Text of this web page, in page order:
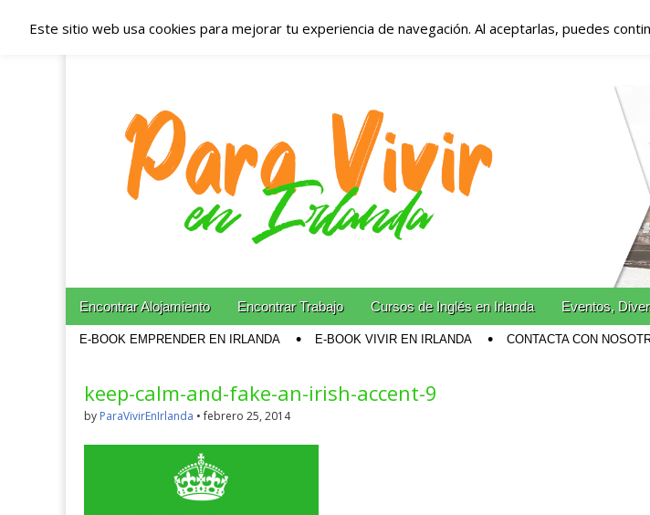
Españoles en Irlanda –
Irlanda – Alojamiento en
Blog dedicado a los que viven, estudian y trabajan en Irlanda!
Main menu
Skip to content
Encontrar Alojamiento Encontrar Trabajo Cursos de Inglés en Irlanda Eventos,
E-BOOK EMPRENDER EN IRLANDA E-BOOK VIVIR EN IRLANDA CONTACTA CON
keep-calm-and-fake-an-irish-accent-9
by ParaVivirEnIrlanda •febrero 25, 2014
Este sitio web usa cookies para mejorar tu experiencia de navegación. Al aceptarlas, puedes